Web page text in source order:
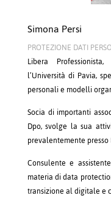
Simona Persi
PROTEZIONE DATI
Libera
l’Università di Pavia,
personali e modelli
Socia di importanti
Dpo, svolge la sua
prevalentemente
Consulente e
materia di data
transizione al digitale e